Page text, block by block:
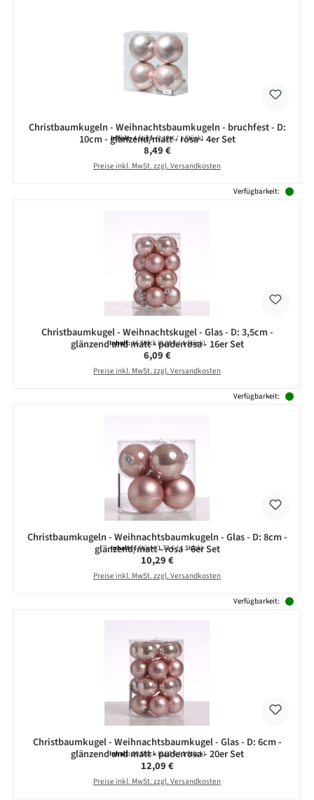
Christbaumkugeln - Weihnachtsbaumkugeln - bruchfest - D:
10cm - glänzend/matt - rosa - 4er Set
Inhalt:4 Stück(2,12 € / 1 Stück)
Regulärer Preis:
8,49 €
Preise inkl. MwSt. zzgl. Versandkosten
Verfügbarkeit:
Christbaumkugel - Weihnachtskugel - Glas - D: 3,5cm -
glänzend und matt - puderrosa - 16er Set
Inhalt:16 Stück(0,38 € / 1 Stück)
Regulärer Preis:
6,09 €
Preise inkl. MwSt. zzgl. Versandkosten
Verfügbarkeit:
Christbaumkugeln - Weihnachtsbaumkugeln - Glas - D: 8cm -
glänzend/matt - rosa - 6er Set
Inhalt:6 Stück(1,72 € / 1 Stück)
Regulärer Preis:
10,29 €
Preise inkl. MwSt. zzgl. Versandkosten
Verfügbarkeit:
Christbaumkugel - Weihnachtsbaumkugel - Glas - D: 6cm -
glänzend und matt - puderrosa - 20er Set
Inhalt:20 Stück(0,60 € / 1 Stück)
Regulärer Preis:
12,09 €
Preise inkl. MwSt. zzgl. Versandkosten